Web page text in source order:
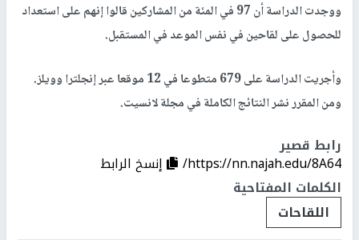
ووجدت الدراسة أن 97 في المئة من المشاركين قالوا إنهم على استعداد
للحصول على لقاحين في نفس الموعد في المستقبل.
وأجريت الدراسة على 679 متطوعا في 12 موقعا عبر إنجلترا وويلز.
ومن المقرر نشر النتائج الكاملة في مجلة لانسيت.
رابط قصير
https://nn.najah.edu/8A64/
إنسخ الرابط
الكلمات المفتاحية
اللقاحات